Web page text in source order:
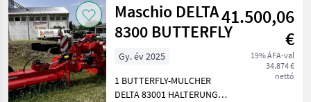
Standort Döbeln! Vetés és n
növényápolás
/
Maschio
Maschio DELTA
8300 BUTTERFLY
41.500,06
€
19% ÁFA-val
34.874 €
nettó
Gy. év 2025
1 BUTTERFLY-MULCHER
DELTA 83001 HALTERUNG